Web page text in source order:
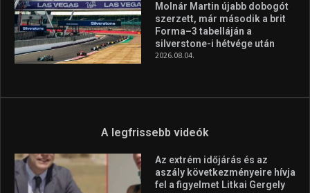
Molnár Martin újabb dobogót
szerzett, már második a brit
Forma–3 tabelláján a
silverstone-i hétvége után
2026.08.04.
A legfrissebb videók
Az extrém időjárás és az
aszály következményeire hívja
fel a figyelmet Litkai Gergely